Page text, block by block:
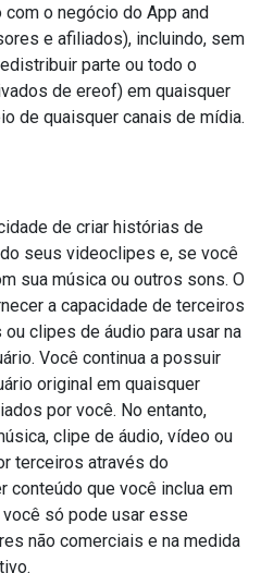
com o negócio do App and
e afiliados), incluindo, sem
parte ou todo o
de ereof) em quaisquer
de quaisquer canais de mídia.
de criar histórias de
seus videoclipes e, se você
sua música ou outros sons. O
a capacidade de terceiros
clipes de áudio para usar na
Você continua a possuir
original em quaisquer
por você. No entanto,
clipe de áudio, vídeo ou
terceiros através do
conteúdo que você inclua em
só pode usar esse
não comerciais e na medida